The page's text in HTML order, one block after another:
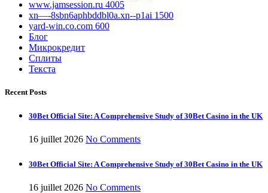
www.jamsession.ru 4005
xn—-8sbn6aphbddbl0a.xn--p1ai 1500
yard-win.co.com 600
Блог
Микрокредит
Сплиты
Текста
Recent Posts
30Bet Official Site: A Comprehensive Study of 30Bet Casino in the UK
16 juillet 2026 No Comments
30Bet Official Site: A Comprehensive Study of 30Bet Casino in the UK
16 juillet 2026 No Comments